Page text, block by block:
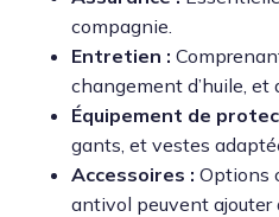
compagnie.
Entretien :
changement d’huile, et
Équipement de
gants, et vestes
Accessoires : Options
antivol peuvent ajouter